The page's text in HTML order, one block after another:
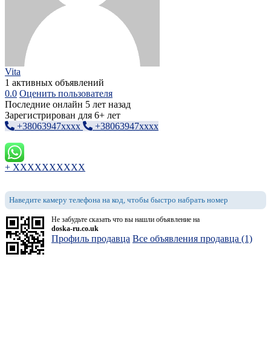
Vita
1 активных объявлений
0.0 Оценить пользователя
Последние онлайн 5 лет назад
Зарегистрирован для 6+ лет
+38063947xxxx
+38063947xxxx
+ XXXXXXXXXX
Наведите камеру телефона на код, чтобы быстро набрать номер
Не забудьте сказать что вы нашли объявление на
doska-ru.co.uk
Профиль продавца Все объявления продавца (1)